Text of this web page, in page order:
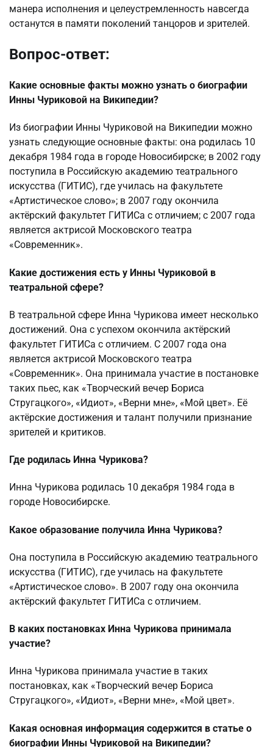
манера исполнения и целеустремленность навсегда
останутся в памяти поколений танцоров и зрителей.
Вопрос-ответ:
Какие основные факты можно узнать о биографии
Инны Чуриковой на Википедии?
Из биографии Инны Чуриковой на Википедии можно
узнать следующие основные факты: она родилась 10
декабря 1984 года в городе Новосибирске; в 2002 году
поступила в Российскую академию театрального
искусства (ГИТИС), где училась на факультете
«Артистическое слово»; в 2007 году окончила
актёрский факультет ГИТИСа с отличием; с 2007 года
является актрисой Московского театра
«Современник».
Какие достижения есть у Инны Чуриковой в
театральной сфере?
В театральной сфере Инна Чурикова имеет несколько
достижений. Она с успехом окончила актёрский
факультет ГИТИСа с отличием. С 2007 года она
является актрисой Московского театра
«Современник». Она принимала участие в постановке
таких пьес, как «Творческий вечер Бориса
Стругацкого», «Идиот», «Верни мне», «Мой цвет». Её
актёрские достижения и талант получили признание
зрителей и критиков.
Где родилась Инна Чурикова?
Инна Чурикова родилась 10 декабря 1984 года в
городе Новосибирске.
Какое образование получила Инна Чурикова?
Она поступила в Российскую академию театрального
искусства (ГИТИС), где училась на факультете
«Артистическое слово». В 2007 году она окончила
актёрский факультет ГИТИСа с отличием.
В каких постановках Инна Чурикова принимала
участие?
Инна Чурикова принимала участие в таких
постановках, как «Творческий вечер Бориса
Стругацкого», «Идиот», «Верни мне», «Мой цвет».
Какая основная информация содержится в статье о
биографии Инны Чуриковой на Википедии?